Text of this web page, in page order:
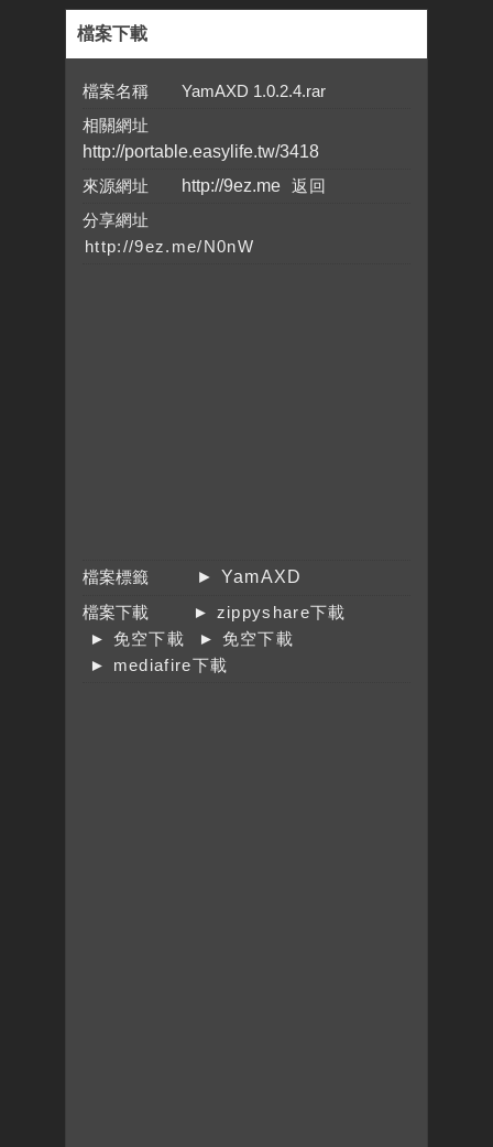
檔案下載
檔案名稱 YamAXD 1.0.2.4.rar
相關網址
http://portable.easylife.tw/3418
來源網址
http://9ez.me
分享網址
檔案標籤
► YamAXD
檔案下載